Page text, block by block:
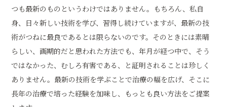
つも最新のものというわけではありません。もちろん、私自
身、日々新しい技術を学び、習得し続けていますが、最新の技
術がつねに最良であるとは限らないのです。そのときには素晴
らしい、画期的だと思われた方法でも、年月が経つ中で、そう
ではなかった、むしろ有害である、と証明されることは珍しく
ありません。最新の技術を学ぶことで治療の幅を広げ、そこに
長年の治療で培った経験を加味し、もっとも良い方法をご提案